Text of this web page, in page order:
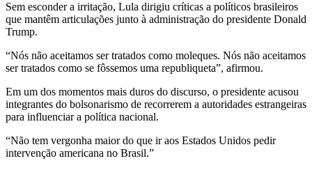
Sem esconder a irritação, Lula dirigiu críticas a políticos brasileiros
que mantêm articulações junto à administração do presidente Donald
Trump.
“Nós não aceitamos ser tratados como moleques. Nós não aceitamos
ser tratados como se fôssemos uma republiqueta”, afirmou.
Em um dos momentos mais duros do discurso, o presidente acusou
integrantes do bolsonarismo de recorrerem a autoridades estrangeiras
para influenciar a política nacional.
“Não tem vergonha maior do que ir aos Estados Unidos pedir
intervenção americana no Brasil.”